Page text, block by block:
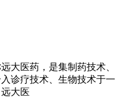
大医药，是集制药技术、
诊疗技术、生物技术于一
大医